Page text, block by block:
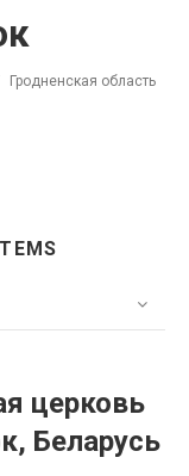
Гродненская область
церковь
Беларусь